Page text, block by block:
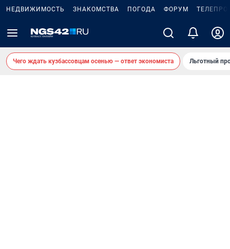
НЕДВИЖИМОСТЬ ЗНАКОМСТВА ПОГОДА ФОРУМ
Чего ждать кузбассовцам осенью — ответ экономиста Льготный